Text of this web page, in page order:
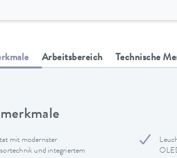
Arbeitsbereich Technische
mit modernster
und integriertem